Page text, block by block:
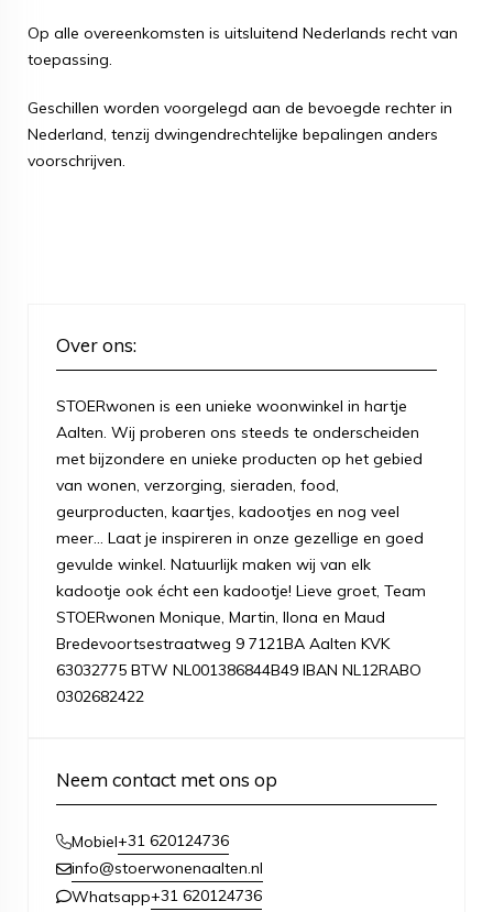
Op alle overeenkomsten is uitsluitend Nederlands recht van
toepassing.
Geschillen worden voorgelegd aan de bevoegde rechter in
Nederland, tenzij dwingendrechtelijke bepalingen anders
voorschrijven.
Over ons:
STOERwonen is een unieke woonwinkel in hartje
Aalten. Wij proberen ons steeds te onderscheiden
met bijzondere en unieke producten op het gebied
van wonen, verzorging, sieraden, food,
geurproducten, kaartjes, kadootjes en nog veel
meer... Laat je inspireren in onze gezellige en goed
gevulde winkel. Natuurlijk maken wij van elk
kadootje ook écht een kadootje! Lieve groet, Team
STOERwonen Monique, Martin, Ilona en Maud
Bredevoortsestraatweg 9 7121BA Aalten KVK
63032775 BTW NL001386844B49 IBAN NL12RABO
0302682422
Neem contact met ons op
Mobiel+31 620124736
info@stoerwonenaalten.nl
Whatsapp+31 620124736